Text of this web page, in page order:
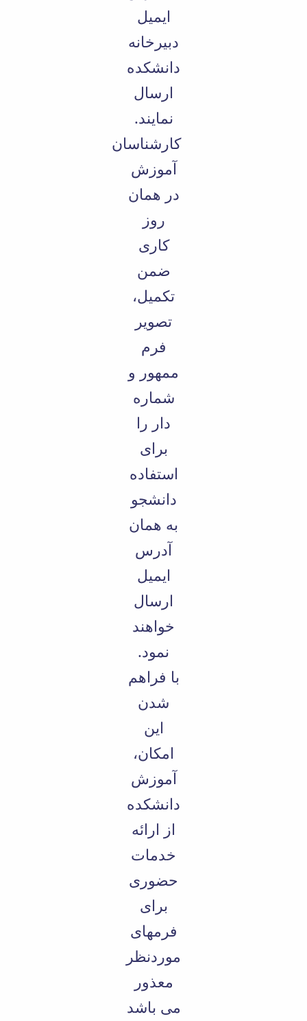
ایمیل
دبیرخانه
دانشکده
ارسال
نمایند.
کارشناسان
آموزش
در همان
روز
کاری
ضمن
تکمیل،
تصویر
فرم
ممهور و
شماره
دار را
برای
استفاده
دانشجو
به همان
آدرس
ایمیل
ارسال
خواهند
نمود.
با فراهم
شدن
این
امکان،
آموزش
دانشکده
از ارائه
خدمات
حضوری
برای
فرمهای
موردنظر
معذور
می باشد